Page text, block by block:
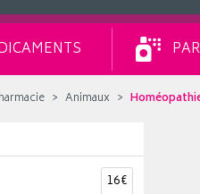
Animaux
16€